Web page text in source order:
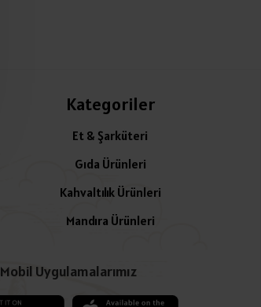
Kategoriler
Et & Şarküteri
Gıda Ürünleri
Kahvaltılık Ürünleri
Mandıra Ürünleri
Mobil Uygulamalarımız